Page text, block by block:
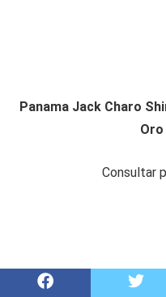
Panama Jack Charo
Oro
Consultar